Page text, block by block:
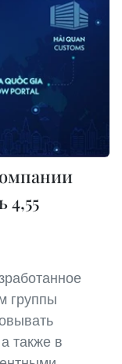
4,55
группы
также в